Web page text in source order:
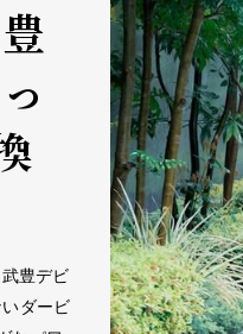
豊デビ
ダービ